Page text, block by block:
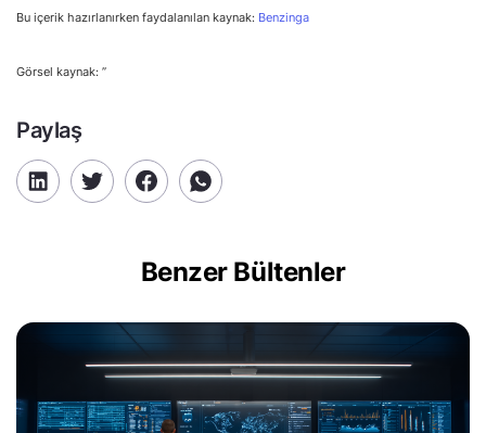
Bu içerik hazırlanırken faydalanılan kaynak: Benzinga
Görsel kaynak: ”
Paylaş
Benzer Bültenler